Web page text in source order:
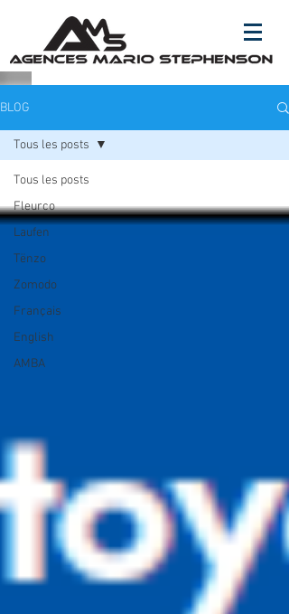
BLOG
Tous les posts
Fleurco
Laufen
Tënzo
Zomodo
Français
English
AMBA
Tous les posts